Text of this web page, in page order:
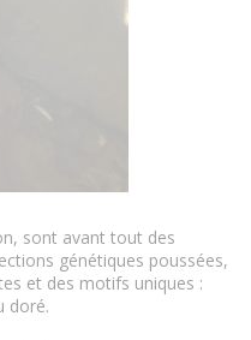
sont avant tout des
génétiques poussées,
et des motifs uniques :
doré.